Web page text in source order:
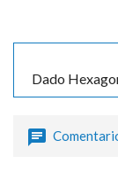
Dado